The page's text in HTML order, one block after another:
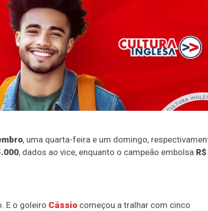
, uma quarta-feira e um domingo,
, dados ao vice, enquanto o campeão embolsa R$
E o goleiro Cássio começou a tralhar com cinco